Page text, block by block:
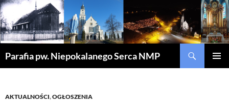
Parafia pw. Niepokalanego Serca NMP
AKTUALNOŚCI,OGŁOSZENIA